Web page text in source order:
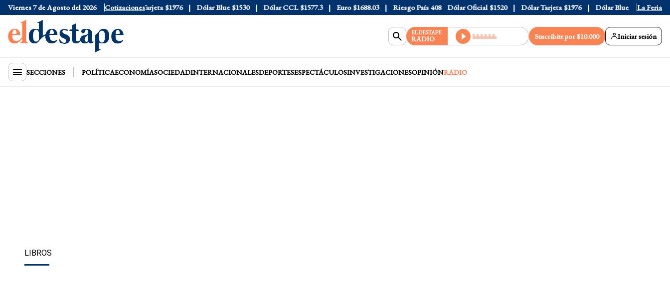
Viernes 7 de Agosto del 2026 Cotizaciones
Dólar Oficial $1520 Dólar Tarjeta $1976 Dólar Blue $1530 Dólar CCL $1577.3 Euro $1688.03 Riesgo País 408 Dólar Oficial $1520 Dólar Tarjeta $1976 Dólar Blue $1530 Dólar
La Feria
EL DESTAPE
RADIO Suscribite por $10.000 Iniciar sesión
SECCIONES POLÍTICAECONOMÍASOCIEDADINTERNACIONALESDEPORTESESPECTÁCULOSINVESTIGACIONESOPINIÓNRADIO
LIBROS